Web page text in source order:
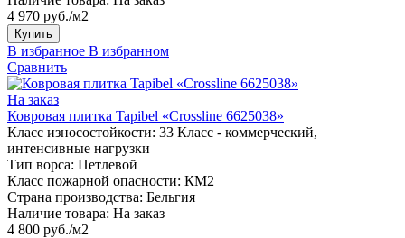
4 970 руб./м2
Купить
В избранное В избранном
Сравнить
На заказ
Ковровая плитка Tapibel «Crossline 6625038»
Класс износостойкости: 33 Класс - коммерческий,
интенсивные нагрузки
Тип ворса: Петлевой
Класс пожарной опасности: КМ2
Страна производства: Бельгия
Наличие товара: На заказ
4 800 руб./м2